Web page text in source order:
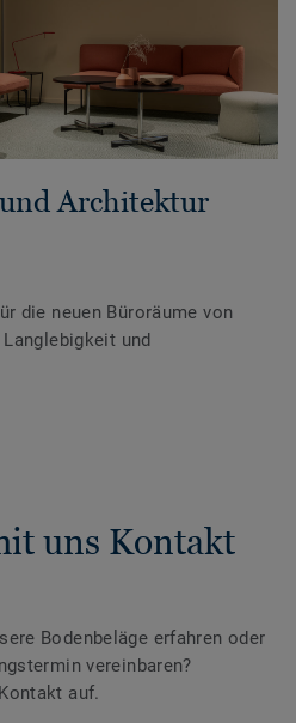
Architektur
die neuen Büroräume von
und
uns Kontakt
Bodenbeläge erfahren oder
vereinbaren?
auf.